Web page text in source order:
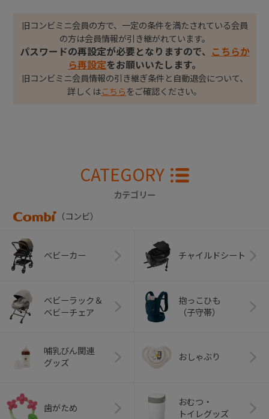
旧コンビミニ会員の方で、一定の条件を満たされている会員
の方は会員情報が引き継がれています。
パスワードの再設定が必要となりますので、
こちらか
ら再設定をお願いいたします。
旧コンビミニ会員情報の引き継ぎ条件と自動退会について、
詳しくはこちら をご確認ください。
CATEGORY
カテゴリー
（コンビ）
ベビーカー チャイルドシート
ベビーラック＆
ベビーチェア
抱っこひも
（子守帯）
哺乳びん関連
グッズ
おしゃぶり
歯がため
おむつ・
トイレグッズ